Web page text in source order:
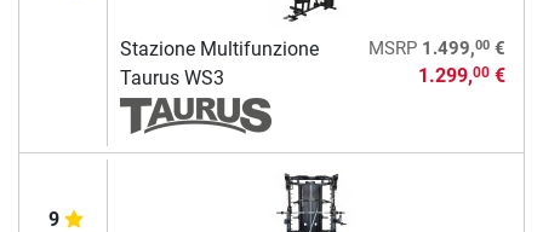
Stazione Multifunzione
Taurus WS3
MSRP 1.499,00€
1.299,00€
9